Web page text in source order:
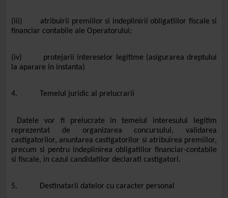
(iii) atribuirii premiilor si indeplinirii obligatiilor fiscale si
financiar contabile ale Operatorului;
(iv) protejarii intereselor legitime (asigurarea dreptului
la aparare in instanta)
4. Temeiul juridic al prelucrarii
Datele vor fi prelucrate in temeiul interesului legitim
reprezentat de organizarea concursului, validarea
castigatorilor, anuntarea castigatorilor si atribuirea premiilor,
precum si pentru indeplinirea obligatiilor financiar-contabile
si fiscale, in cazul candidatilor declarati castigatori.
5. Destinatarii datelor cu caracter personal